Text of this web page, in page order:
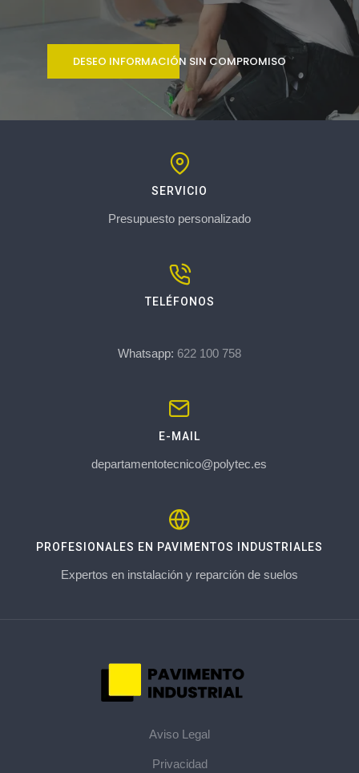
DESEO INFORMACIÓN SIN COMPROMISO
SERVICIO
Presupuesto personalizado
TELÉFONOS
Whatsapp: 622 100 758
E-MAIL
departamentotecnico@polytec.es
PROFESIONALES EN PAVIMENTOS INDUSTRIALES
Expertos en instalación y reparción de suelos
Aviso Legal
Privacidad